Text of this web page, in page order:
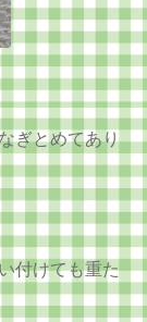
ぎとめてあり
付けても重た